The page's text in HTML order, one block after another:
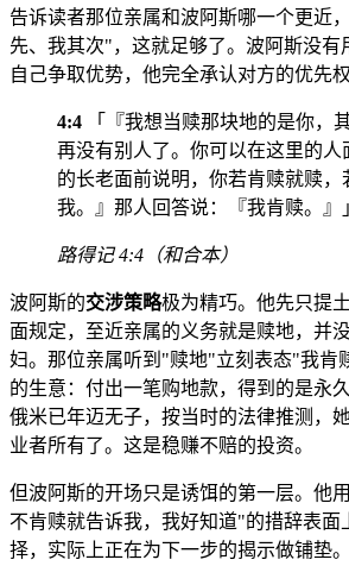
告诉读者那位亲属和波阿斯哪一个更近
先、我其次"，这就足够了。波阿斯没有
自己争取优势，他完全承认对方的优先权
4:4 「『我想当赎那块地的是你，
再没有别人了。你可以在这里的人
的长老面前说明，你若肯赎就赎，
我。』那人回答说：『我肯赎。』
路得记 4:4（和合本）
波阿斯的交涉策略极为精巧。他先只提
面规定，至近亲属的义务就是赎地，并
妇。那位亲属听到"赎地"立刻表态"我肯
的生意：付出一笔购地款，得到的是永
俄米已年迈无子，按当时的法律推测，
业者所有了。这是稳赚不赔的投资。
但波阿斯的开场只是诱饵的第一层。他
不肯赎就告诉我，我好知道"的措辞表面
择，实际上正在为下一步的揭示做铺垫